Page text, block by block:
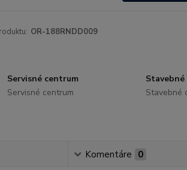
OR-188RNDD009
Servisné centrum
Servisné centrum
Stavebné
Komentáre 0